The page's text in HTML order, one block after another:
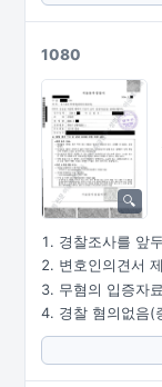
1080
경찰조사를 앞
변호인의견서
무혐의 입증자
경찰 혐의없음(